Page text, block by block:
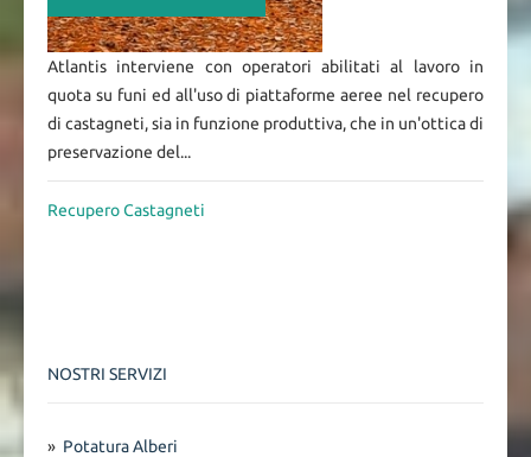
Atlantis interviene con operatori abilitati al lavoro in
quota su funi ed all'uso di piattaforme aeree nel recupero
di castagneti, sia in funzione produttiva, che in un'ottica di
preservazione del...
Recupero Castagneti
NOSTRI SERVIZI
» Potatura Alberi